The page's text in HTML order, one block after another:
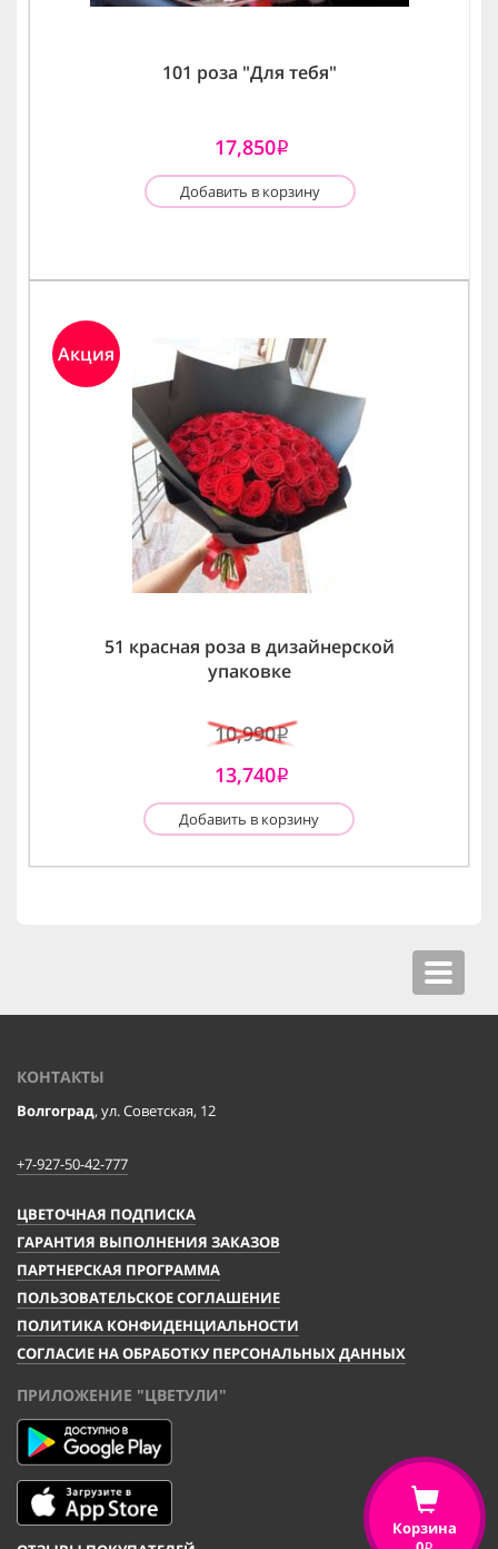
101 роза "Для тебя"
17,850i
Добавить в корзину
Акция
51 красная роза в дизайнерской
упаковке
10,990i
13,740i
Добавить в корзину
Toggle
КОНТАКТЫ
Волгоград, ул. Советская, 12
+7-927-50-42-777
ЦВЕТОЧНАЯ ПОДПИСКА
ГАРАНТИЯ ВЫПОЛНЕНИЯ ЗАКАЗОВ
ПАРТНЕРСКАЯ ПРОГРАММА
ПОЛЬЗОВАТЕЛЬСКОЕ СОГЛАШЕНИЕ
ПОЛИТИКА КОНФИДЕНЦИАЛЬНОСТИ
СОГЛАСИЕ НА ОБРАБОТКУ ПЕРСОНАЛЬНЫХ ДАННЫХ
ПРИЛОЖЕНИЕ "ЦВЕТУЛИ"
Корзина